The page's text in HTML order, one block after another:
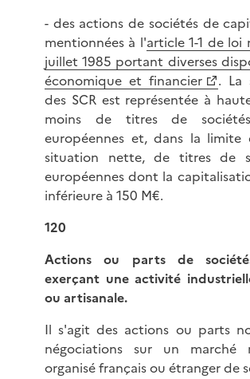
- des actions de sociétés de
mentionnées à l'article 1-1 de loi
juillet 1985 portant diverses
économique et financier
. La
des SCR est représentée à
moins de titres de
européennes et, dans la
situation nette, de titres de
européennes dont la
inférieure à 150 M€.
120
Actions ou parts de
exerçant une activité
ou artisanale.
Il s'agit des actions ou parts
négociations sur un marché
organisé français ou étranger de